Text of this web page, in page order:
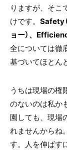
りますが、そこ
けです。 Safety
ョー）、
全については徹
基づいてほとん
うちは現場の権
のないのは私か
園しても、現場
れませんからね
す。人を伸ばす